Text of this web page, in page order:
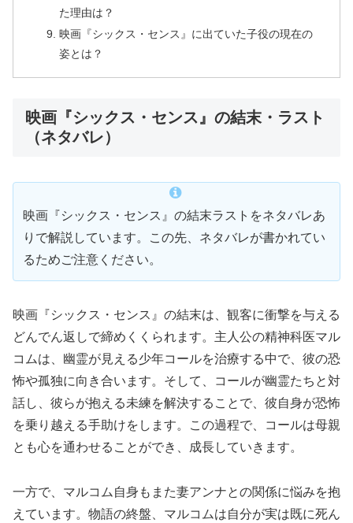
た理由は？
映画『シックス・センス』に出ていた子役の現在の
姿とは？
映画『シックス・センス』の結末・ラスト
（ネタバレ）
映画『シックス・センス』の結末ラストをネタバレあ
りで解説しています。この先、ネタバレが書かれてい
るためご注意ください。
映画『シックス・センス』の結末は、観客に衝撃を与える
どんでん返しで締めくくられます。主人公の精神科医マル
コムは、幽霊が見える少年コールを治療する中で、彼の恐
怖や孤独に向き合います。そして、コールが幽霊たちと対
話し、彼らが抱える未練を解決することで、彼自身が恐怖
を乗り越える手助けをします。この過程で、コールは母親
とも心を通わせることができ、成長していきます。
一方で、マルコム自身もまた妻アンナとの関係に悩みを抱
えています。物語の終盤、マルコムは自分が実は既に死ん